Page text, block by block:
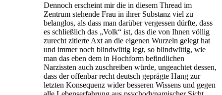
Dennoch erscheint mir die in diesem Thread im
Zentrum stehende Frau in ihrer Substanz viel zu
belanglos, als dass man darüber vergessen dürfte, dass
es schließlich das „Volk“ ist, das die von Ihnen völlig
zurecht zitierte Axt an die eigenen Wurzeln gelegt hat
und immer noch blindwütig legt, so blindwütig, wie
man das eben dem in Hochform befindlichen
Narzissten auch zuschreiben würde, ungeachtet dessen,
dass der offenbar recht deutsch geprägte Hang zur
letzten Konsequenz wider besseren Wissens und gegen